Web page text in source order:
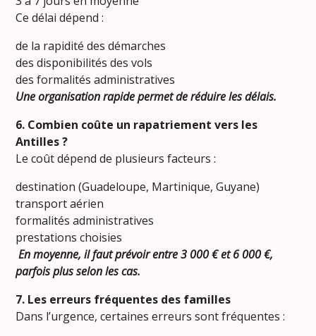
Ce délai dépend :
de la rapidité des démarches
des disponibilités des vols
des formalités administratives
Une organisation rapide permet de réduire les délais.
6. Combien coûte un rapatriement vers les
Antilles ?
Le coût dépend de plusieurs facteurs :
destination (Guadeloupe, Martinique, Guyane)
transport aérien
formalités administratives
prestations choisies
En moyenne, il faut prévoir entre 3 000 € et 6 000 €,
parfois plus selon les cas.
7. Les erreurs fréquentes des familles
Dans l’urgence, certaines erreurs sont fréquentes :